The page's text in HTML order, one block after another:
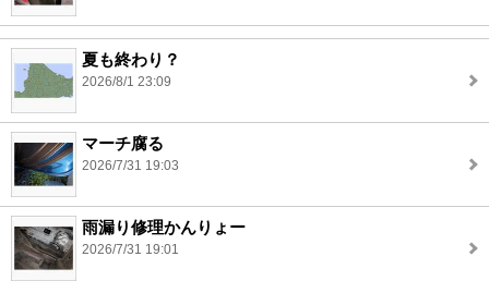
夏も終わり？
2026/8/1 23:09
マーチ腐る
2026/7/31 19:03
雨漏り修理かんりょー
2026/7/31 19:01